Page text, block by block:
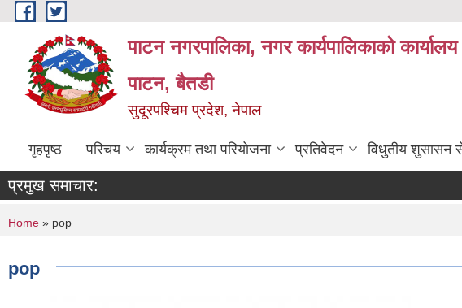
Skip to main content
पाटन नगरपालिका, नगर कार्यपालिकाको कार्यालय
पाटन, बैतडी
सुदूरपश्चिम प्रदेश, नेपाल
गृहपृष्ठ परिचय कार्यक्रम तथा परियोजना प्रतिवेदन विधुतीय शुसासन
प्रमुख समाचार:
You are here
Home » pop
pop